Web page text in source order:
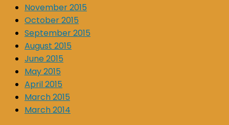
November 2015
October 2015
September 2015
August 2015
June 2015
May 2015
April 2015
March 2015
March 2014